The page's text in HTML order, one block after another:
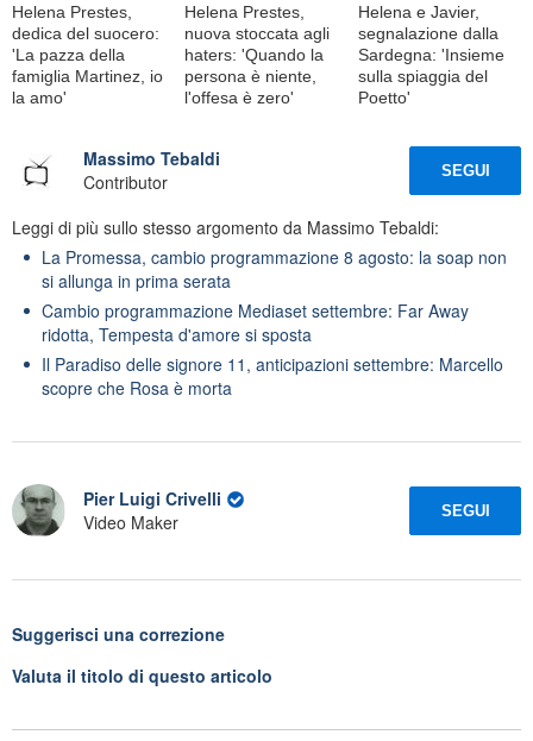
Helena Prestes,
dedica del suocero:
'La pazza della
famiglia Martinez, io
la amo'
Helena Prestes,
nuova stoccata agli
haters: 'Quando la
persona è niente,
l'offesa è zero'
Helena e Javier,
segnalazione dalla
Sardegna: 'Insieme
sulla spiaggia del
Poetto'
Massimo Tebaldi
Contributor
SEGUI
Leggi di più sullo stesso argomento da Massimo Tebaldi:
La Promessa, cambio programmazione 8 agosto: la soap non
si allunga in prima serata
Cambio programmazione Mediaset settembre: Far Away
ridotta, Tempesta d'amore si sposta
Il Paradiso delle signore 11, anticipazioni settembre: Marcello
scopre che Rosa è morta
Pier Luigi Crivelli
Video Maker
SEGUI
Suggerisci una correzione
Valuta il titolo di questo articolo